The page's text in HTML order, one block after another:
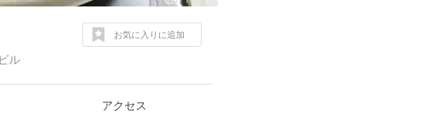
ル
お気に入りに追加
アクセス